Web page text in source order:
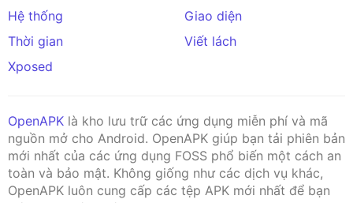
Hệ thống
Giao diện
Thời gian
Viết lách
Xposed
OpenAPK là kho lưu trữ các ứng dụng miễn phí và mã
nguồn mở cho Android. OpenAPK giúp bạn tải phiên bản
mới nhất của các ứng dụng FOSS phổ biến một cách an
toàn và bảo mật. Không giống như các dịch vụ khác,
OpenAPK luôn cung cấp các tệp APK mới nhất để bạn